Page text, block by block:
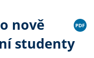
nově
studenty